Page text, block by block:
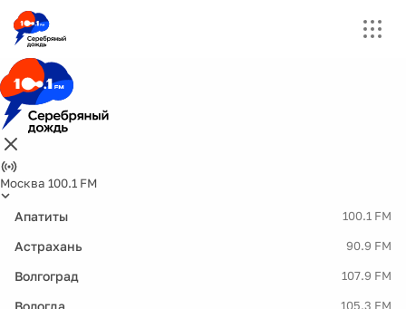
Москва 100.1 FM
Апатиты 100.1 FM
Астрахань 90.9 FM
Волгоград 107.9 FM
Вологда 105.3 FM